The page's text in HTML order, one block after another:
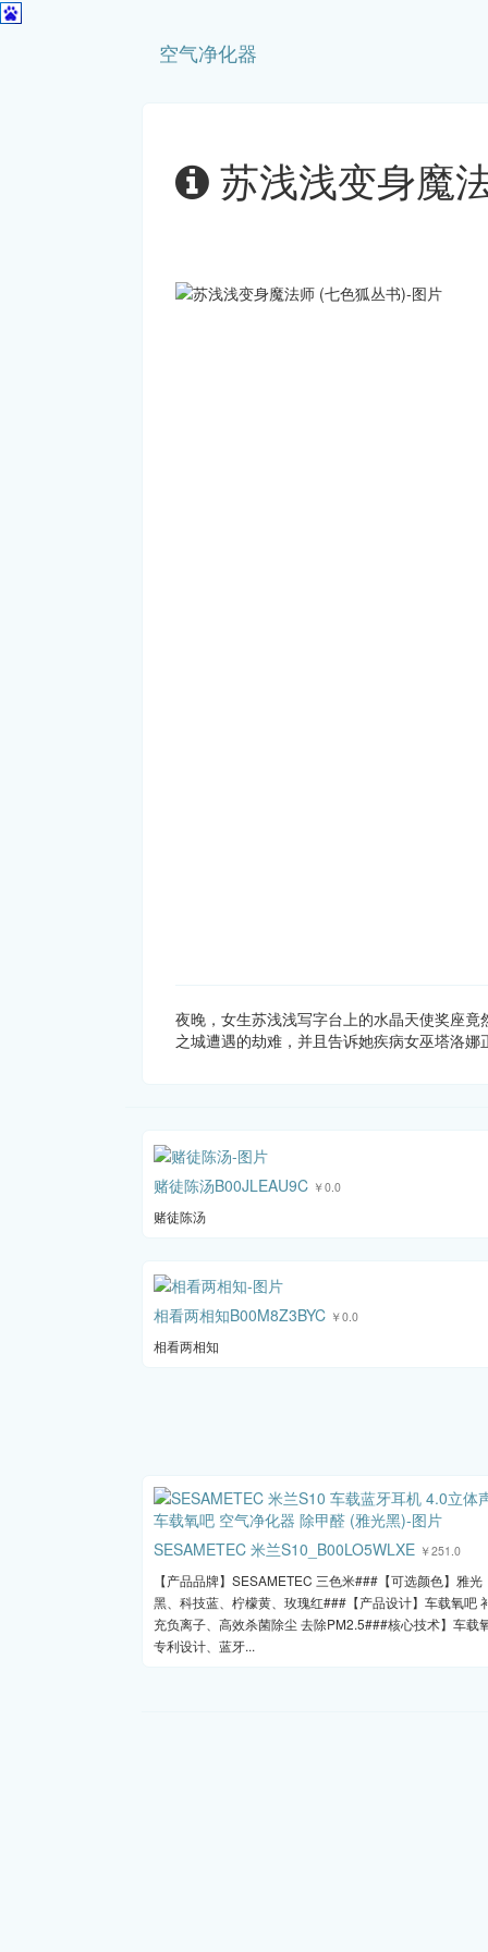
空气净化器
苏浅浅变身魔
夜晚，女生苏浅浅写字台上的水晶天使奖座
之城遭遇的劫难，并且告诉她疾病女巫塔洛
赌徒陈汤B00JLEAU9C ￥0.0
赌徒陈汤
相看两相知B00M8Z3BYC ￥0.0
相看两相知
SESAMETEC 米兰S10_B00LO5WLXE ￥251.0
【产品品牌】SESAMETEC 三色米###【可选颜色】雅光
黑、科技蓝、柠檬黄、玫瑰红###【产品设计】车载氧吧
充负离子、高效杀菌除尘 去除PM2.5###核心技术】车载
专利设计、蓝牙...